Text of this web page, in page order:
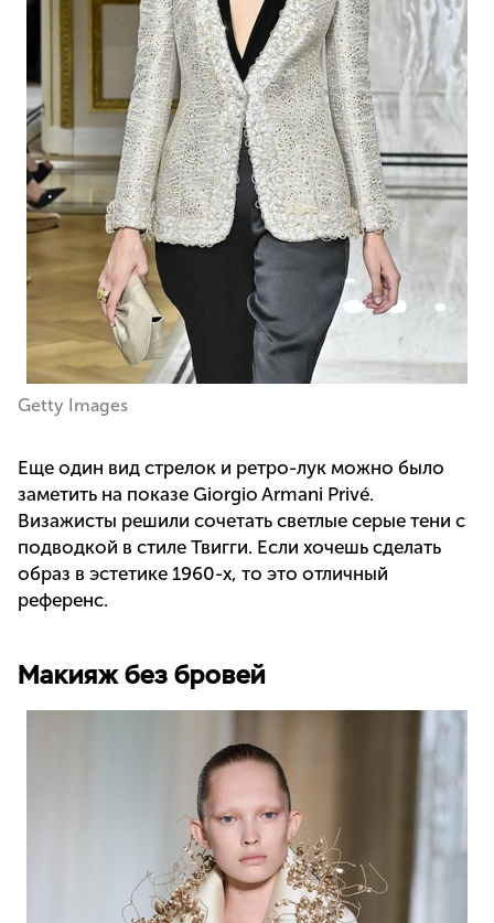
Getty Images
Еще один вид стрелок и ретро-лук можно было
заметить на показе Giorgio Armani Privé.
Визажисты решили сочетать светлые серые тени с
подводкой в стиле Твигги. Если хочешь сделать
образ в эстетике 1960-х, то это отличный
референс.
Макияж без бровей